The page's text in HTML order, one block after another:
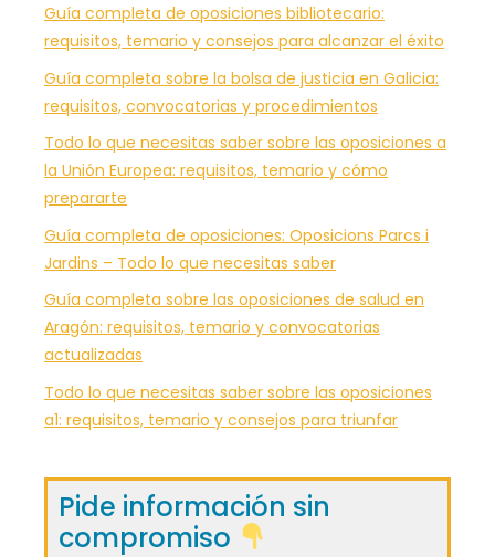
Guía completa de oposiciones bibliotecario:
requisitos, temario y consejos para alcanzar el éxito
Guía completa sobre la bolsa de justicia en Galicia:
requisitos, convocatorias y procedimientos
Todo lo que necesitas saber sobre las oposiciones a
la Unión Europea: requisitos, temario y cómo
prepararte
Guía completa de oposiciones: Oposicions Parcs i
Jardins – Todo lo que necesitas saber
Guía completa sobre las oposiciones de salud en
Aragón: requisitos, temario y convocatorias
actualizadas
Todo lo que necesitas saber sobre las oposiciones
a1: requisitos, temario y consejos para triunfar
Pide información sin
compromiso